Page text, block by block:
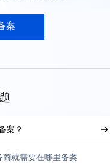
案
案？
就需要在哪里备案